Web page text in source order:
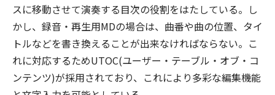
スに移動させて演奏する目次の役割をはたしている。し
かし、録音・再生用MDの場合は、曲番や曲の位置、タイ
トルなどを書き換えることが出来なければならない。こ
れに対応するためUTOC(ユーザー・テーブル・オブ・コ
ンテンツ)が採用されており、これにより多彩な編集機能